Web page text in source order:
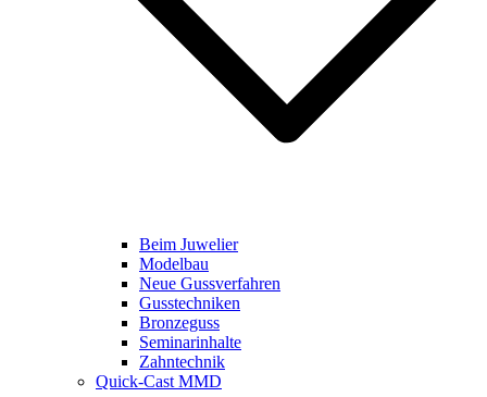
Beim Juwelier
Modelbau
Neue Gussverfahren
Gusstechniken
Bronzeguss
Seminarinhalte
Zahntechnik
Quick-Cast MMD